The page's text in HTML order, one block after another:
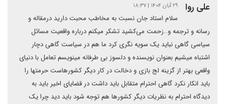
علی روا ۲۹ آبان ۱۴۰۴ | ۱۸:۳۷
سلام استاد جان نسبت به مخاطب محبت دارید درمقاله و
رسانه و ترجمه و..زحمت می‌کشید تشکر میکنم درباره واقعیت مسائل
سیاسی گاهی نباید یک سویه نگری کرد ما هم در سیاست گاهی دچار
اشتباه میشیم بعنوان نویسنده و دلسوز بی طرفانه مینویسم تعامل با دنیای
واقعی بهتر از گزینه لج بازی و دخالت در کار دیگر کشورهاست حرمتها را
باید انکار نکرد گاهی احترام متقابل باید داشت در قضایای اخیر باید به
دیدگاه احترام به نظریات دیگر کشورها هم توجه شود باید دید چرا یک